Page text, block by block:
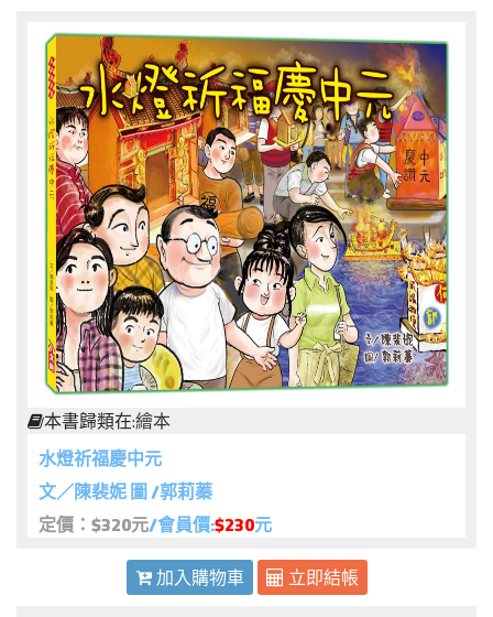
本書歸類在:繪本
水燈祈福慶中元
文／陳裴妮 圖 /郭莉蓁
定價：$320元/會員價:$230元
加入購物車
立即結帳